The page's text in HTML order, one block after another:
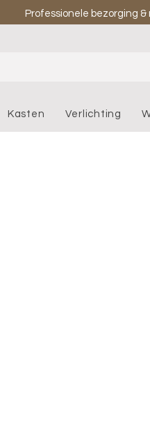
Professionele bezorging
Kasten Verlichting